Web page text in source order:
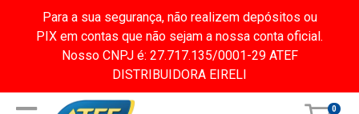
Para a sua segurança, não realizem depósitos ou
PIX em contas que não sejam a nossa conta oficial.
Nosso CNPJ é: 27.717.135/0001-29 ATEF
DISTRIBUIDORA EIRELI
0